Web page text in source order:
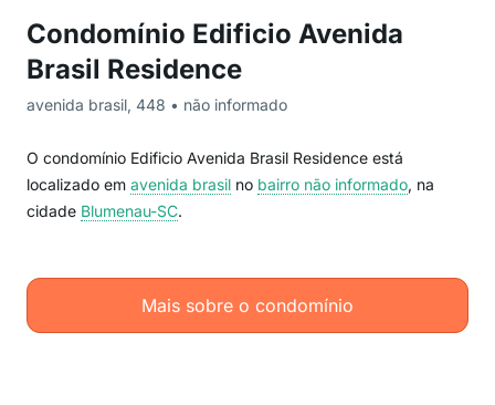
Condomínio Edificio Avenida
Brasil Residence
avenida brasil, 448 • não informado
O condomínio Edificio Avenida Brasil Residence está
localizado em avenida brasil no bairro não informado, na
cidade Blumenau-SC.
Mais sobre o condomínio